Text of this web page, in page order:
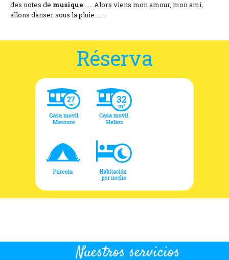
des notes de musique.......Alors viens mon amour, mon ami,
allons danser sous la pluie........
Réserva
Nuestros servicios